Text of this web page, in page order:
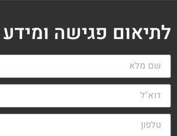
לתיאום פגישה